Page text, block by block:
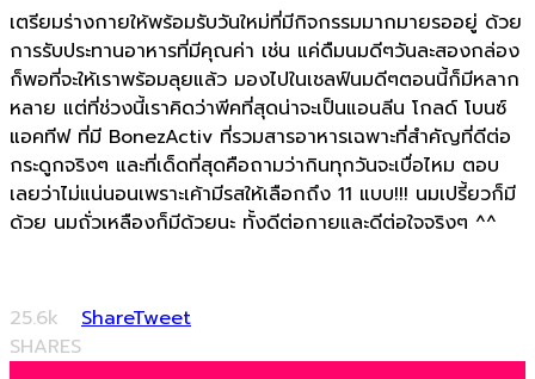
เตรียมร่างกายให้พร้อมรับวันใหม่ที่มีกิจกรรมมากมายรออยู่ ด้วย
การรับประทานอาหารที่มีคุณค่า เช่น แค่ดืมนมดีๆวันละสองกล่อง
ก็พอที่จะให้เราพร้อมลุยแล้ว มองไปในเชลฟ์นมดีๆตอนนี้ก็มีหลาก
หลาย แต่ที่ช่วงนี้เราคิดว่าพีคที่สุดน่าจะเป็นแอนลีน โกลด์ โบนซ์
แอคทีฟ ที่มี BonezActiv ที่รวมสารอาหารเฉพาะที่สำคัญที่ดีต่อ
กระดูกจริงๆ และที่เด็ดที่สุดคือถามว่ากินทุกวันจะเบื่อไหม ตอบ
เลยว่าไม่แน่นอนเพราะเค้ามีรสให้เลือกถึง 11 แบบ!!! นมเปรี้ยวก็มี
ด้วย นมถั่วเหลืองก็มีด้วยนะ ทั้งดีต่อกายและดีต่อใจจริงๆ ^^
25.6k
SHARES
ShareTweet